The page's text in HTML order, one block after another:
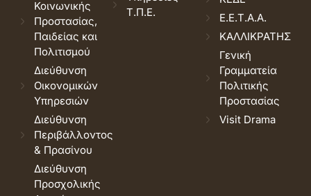
Κοινωνικής
Προστασίας,
Παιδείας και
Πολιτισμού
Διεύθυνση
Οικονομικών
Υπηρεσιών
Διεύθυνση
Περιβάλλοντος
& Πρασίνου
Διεύθυνση
Προσχολικής
Τ.Π.Ε.
Ε.Ε.Τ.Α.Α.
ΚΑΛΛΙΚΡΑΤΗΣ
Γενική
Γραμματεία
Πολιτικής
Προστασίας
Visit Drama